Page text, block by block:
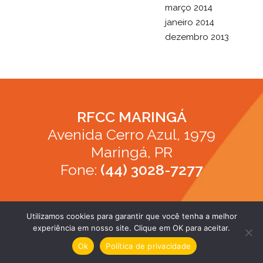
março 2014
janeiro 2014
dezembro 2013
RFCC MARINGÁ
Avenida Cerro Azul, 1979
Maringá, PR
Fone: (44) 3028-7277
apoio Young Studio
Utilizamos cookies para garantir que você tenha a melhor
experiência em nosso site. Clique em OK para aceitar.
Ok
Política de privacidade